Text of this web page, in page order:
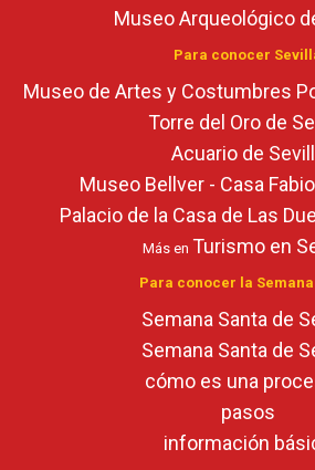
Museo Arqueológico
Para conocer
Museo de Artes y Costumbres
Torre del Oro de
Acuario de
Museo Bellver - Casa
Palacio de la Casa de Las
Más en Turismo en
Para conocer la Semana
Semana Santa de
Semana Santa de
cómo es una
pasos
información